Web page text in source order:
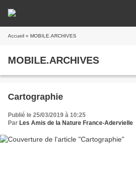
Accueil » MOBILE.ARCHIVES
MOBILE.ARCHIVES
Cartographie
Publié le 25/03/2019 à 10:25
Par Les Amis de la Nature France-Adervielle